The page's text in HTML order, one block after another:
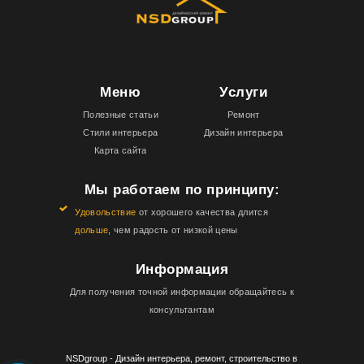
NSDgroup - Дизайн интерьера, ремонт, строительство в
Меню
Полезные статьи
Стили интерьера
Карта сайта
Услуги
Ремонт
Дизайн интерьера
Мы работаем по принципу:
Удовольствие от хорошего качества длится
дольше , чем радость от низкой цены
Информация
Для получения точной информации обращайтесь к
консультантам